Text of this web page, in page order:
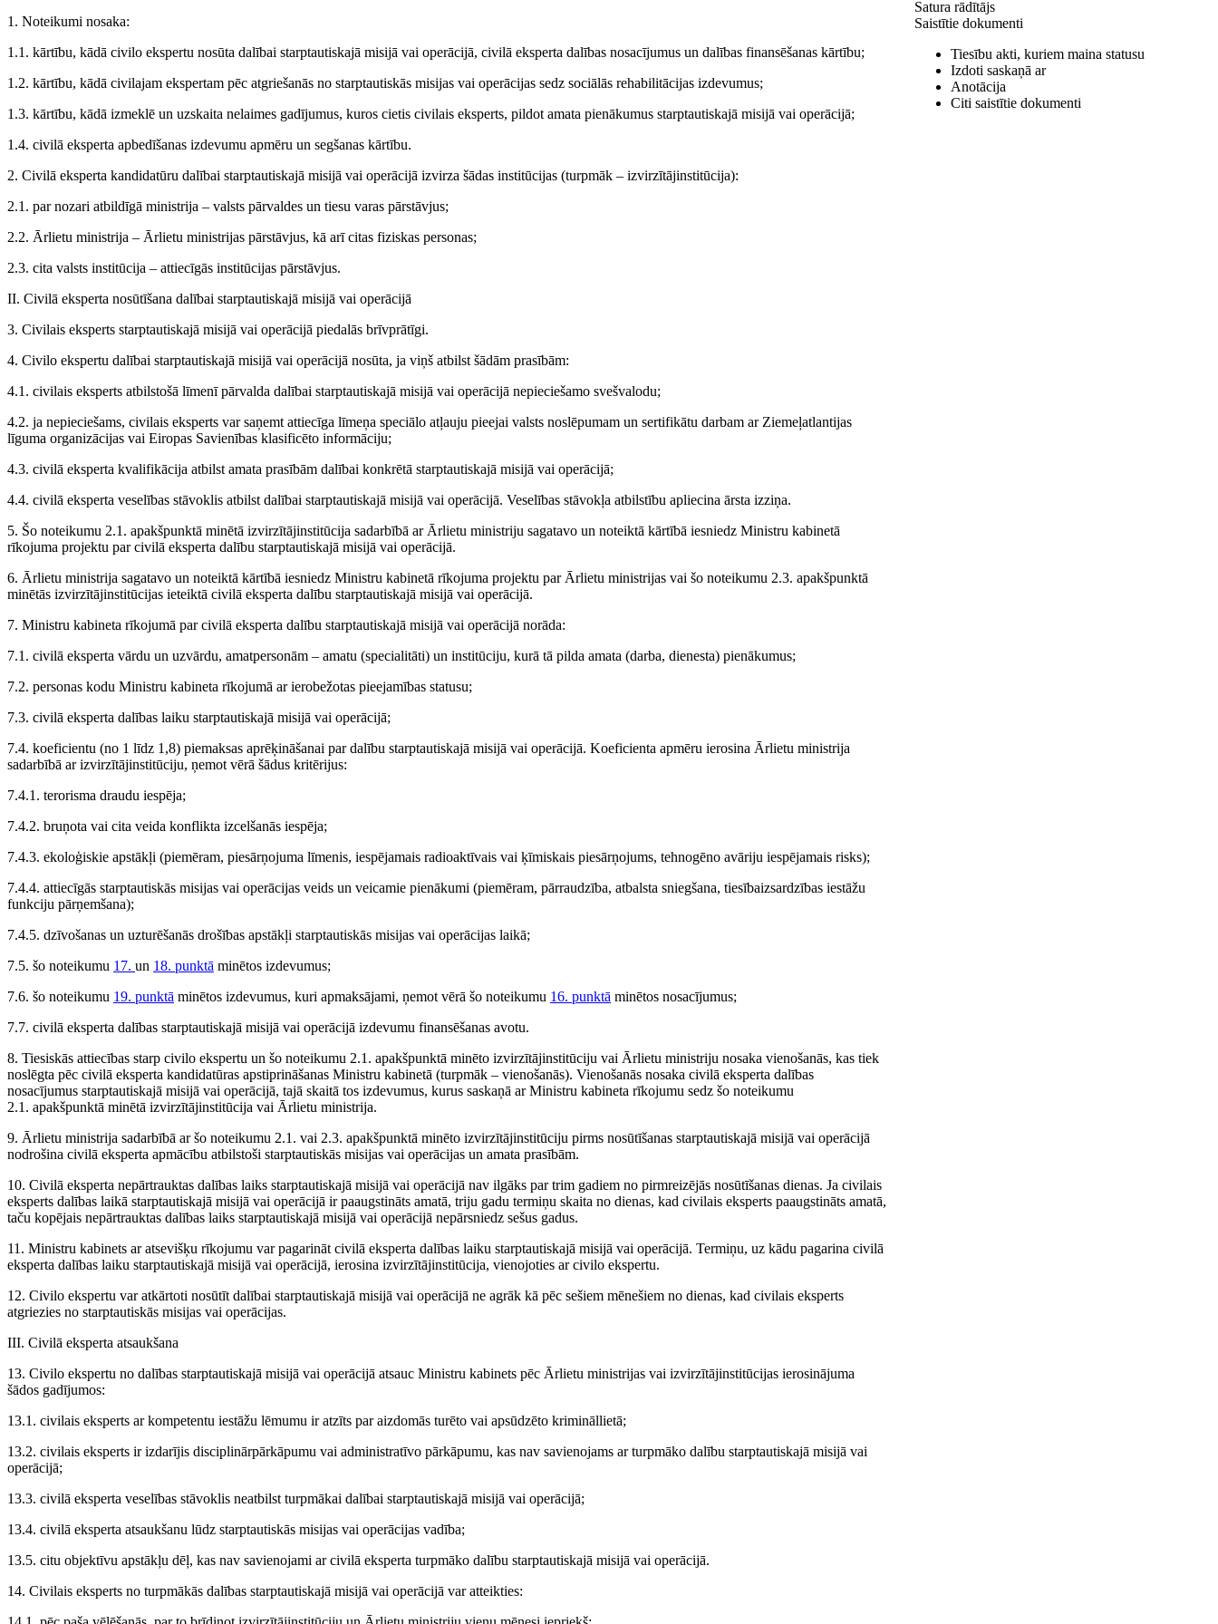
1. Noteikumi nosaka:
1.1. kārtību, kādā civilo ekspertu nosūta dalībai starptautiskajā misijā vai operācijā, civilā eksperta dalības nosacījumus un dalības finansēšanas kārtību;
1.2. kārtību, kādā civilajam ekspertam pēc atgriešanās no starptautiskās misijas vai operācijas sedz sociālās rehabilitācijas izdevumus;
1.3. kārtību, kādā izmeklē un uzskaita nelaimes gadījumus, kuros cietis civilais eksperts, pildot amata pienākumus starptautiskajā misijā vai operācijā;
1.4. civilā eksperta apbedīšanas izdevumu apmēru un segšanas kārtību.
2. Civilā eksperta kandidatūru dalībai starptautiskajā misijā vai operācijā izvirza šādas institūcijas (turpmāk – izvirzītājinstitūcija):
2.1. par nozari atbildīgā ministrija – valsts pārvaldes un tiesu varas pārstāvjus;
2.2. Ārlietu ministrija – Ārlietu ministrijas pārstāvjus, kā arī citas fiziskas personas;
2.3. cita valsts institūcija – attiecīgās institūcijas pārstāvjus.
II. Civilā eksperta nosūtīšana dalībai starptautiskajā misijā vai operācijā
3. Civilais eksperts starptautiskajā misijā vai operācijā piedalās brīvprātīgi.
4. Civilo ekspertu dalībai starptautiskajā misijā vai operācijā nosūta, ja viņš atbilst šādām prasībām:
4.1. civilais eksperts atbilstošā līmenī pārvalda dalībai starptautiskajā misijā vai operācijā nepieciešamo svešvalodu;
4.2. ja nepieciešams, civilais eksperts var saņemt attiecīga līmeņa speciālo atļauju pieejai valsts noslēpumam un sertifikātu darbam ar Ziemeļatlantijas
līguma organizācijas vai Eiropas Savienības klasificēto informāciju;
4.3. civilā eksperta kvalifikācija atbilst amata prasībām dalībai konkrētā starptautiskajā misijā vai operācijā;
4.4. civilā eksperta veselības stāvoklis atbilst dalībai starptautiskajā misijā vai operācijā. Veselības stāvokļa atbilstību apliecina ārsta izziņa.
5. Šo noteikumu 2.1. apakšpunktā minētā izvirzītājinstitūcija sadarbībā ar Ārlietu ministriju sagatavo un noteiktā kārtībā iesniedz Ministru kabinetā
rīkojuma projektu par civilā eksperta dalību starptautiskajā misijā vai operācijā.
6. Ārlietu ministrija sagatavo un noteiktā kārtībā iesniedz Ministru kabinetā rīkojuma projektu par Ārlietu ministrijas vai šo noteikumu 2.3. apakšpunktā
minētās izvirzītājinstitūcijas ieteiktā civilā eksperta dalību starptautiskajā misijā vai operācijā.
7. Ministru kabineta rīkojumā par civilā eksperta dalību starptautiskajā misijā vai operācijā norāda:
7.1. civilā eksperta vārdu un uzvārdu, amatpersonām – amatu (specialitāti) un institūciju, kurā tā pilda amata (darba, dienesta) pienākumus;
7.2. personas kodu Ministru kabineta rīkojumā ar ierobežotas pieejamības statusu;
7.3. civilā eksperta dalības laiku starptautiskajā misijā vai operācijā;
7.4. koeficientu (no 1 līdz 1,8) piemaksas aprēķināšanai par dalību starptautiskajā misijā vai operācijā. Koeficienta apmēru ierosina Ārlietu ministrija
sadarbībā ar izvirzītājinstitūciju, ņemot vērā šādus kritērijus:
7.4.1. terorisma draudu iespēja;
7.4.2. bruņota vai cita veida konflikta izcelšanās iespēja;
7.4.3. ekoloģiskie apstākļi (piemēram, piesārņojuma līmenis, iespējamais radioaktīvais vai ķīmiskais piesārņojums, tehnogēno avāriju iespējamais risks);
7.4.4. attiecīgās starptautiskās misijas vai operācijas veids un veicamie pienākumi (piemēram, pārraudzība, atbalsta sniegšana, tiesībaizsardzības iestāžu
funkciju pārņemšana);
7.4.5. dzīvošanas un uzturēšanās drošības apstākļi starptautiskās misijas vai operācijas laikā;
7.5. šo noteikumu 17. un 18. punktā minētos izdevumus;
7.6. šo noteikumu 19. punktā minētos izdevumus, kuri apmaksājami, ņemot vērā šo noteikumu 16. punktā minētos nosacījumus;
7.7. civilā eksperta dalības starptautiskajā misijā vai operācijā izdevumu finansēšanas avotu.
8. Tiesiskās attiecības starp civilo ekspertu un šo noteikumu 2.1. apakšpunktā minēto izvirzītājinstitūciju vai Ārlietu ministriju nosaka vienošanās, kas tiek
noslēgta pēc civilā eksperta kandidatūras apstiprināšanas Ministru kabinetā (turpmāk – vienošanās). Vienošanās nosaka civilā eksperta dalības
nosacījumus starptautiskajā misijā vai operācijā, tajā skaitā tos izdevumus, kurus saskaņā ar Ministru kabineta rīkojumu sedz šo noteikumu
2.1. apakšpunktā minētā izvirzītājinstitūcija vai Ārlietu ministrija.
9. Ārlietu ministrija sadarbībā ar šo noteikumu 2.1. vai 2.3. apakšpunktā minēto izvirzītājinstitūciju pirms nosūtīšanas starptautiskajā misijā vai operācijā
nodrošina civilā eksperta apmācību atbilstoši starptautiskās misijas vai operācijas un amata prasībām.
10. Civilā eksperta nepārtrauktas dalības laiks starptautiskajā misijā vai operācijā nav ilgāks par trim gadiem no pirmreizējās nosūtīšanas dienas. Ja civilais
eksperts dalības laikā starptautiskajā misijā vai operācijā ir paaugstināts amatā, triju gadu termiņu skaita no dienas, kad civilais eksperts paaugstināts amatā,
taču kopējais nepārtrauktas dalības laiks starptautiskajā misijā vai operācijā nepārsniedz sešus gadus.
11. Ministru kabinets ar atsevišķu rīkojumu var pagarināt civilā eksperta dalības laiku starptautiskajā misijā vai operācijā. Termiņu, uz kādu pagarina civilā
eksperta dalības laiku starptautiskajā misijā vai operācijā, ierosina izvirzītājinstitūcija, vienojoties ar civilo ekspertu.
12. Civilo ekspertu var atkārtoti nosūtīt dalībai starptautiskajā misijā vai operācijā ne agrāk kā pēc sešiem mēnešiem no dienas, kad civilais eksperts
atgriezies no starptautiskās misijas vai operācijas.
III. Civilā eksperta atsaukšana
13. Civilo ekspertu no dalības starptautiskajā misijā vai operācijā atsauc Ministru kabinets pēc Ārlietu ministrijas vai izvirzītājinstitūcijas ierosinājuma
šādos gadījumos:
13.1. civilais eksperts ar kompetentu iestāžu lēmumu ir atzīts par aizdomās turēto vai apsūdzēto krimināllietā;
13.2. civilais eksperts ir izdarījis disciplinārpārkāpumu vai administratīvo pārkāpumu, kas nav savienojams ar turpmāko dalību starptautiskajā misijā vai
operācijā;
13.3. civilā eksperta veselības stāvoklis neatbilst turpmākai dalībai starptautiskajā misijā vai operācijā;
13.4. civilā eksperta atsaukšanu lūdz starptautiskās misijas vai operācijas vadība;
13.5. citu objektīvu apstākļu dēļ, kas nav savienojami ar civilā eksperta turpmāko dalību starptautiskajā misijā vai operācijā.
14. Civilais eksperts no turpmākās dalības starptautiskajā misijā vai operācijā var atteikties:
Satura rādītājs
Saistītie dokumenti
Tiesību akti, kuriem maina statusu
Izdoti saskaņā ar
Anotācija
Citi saistītie dokumenti